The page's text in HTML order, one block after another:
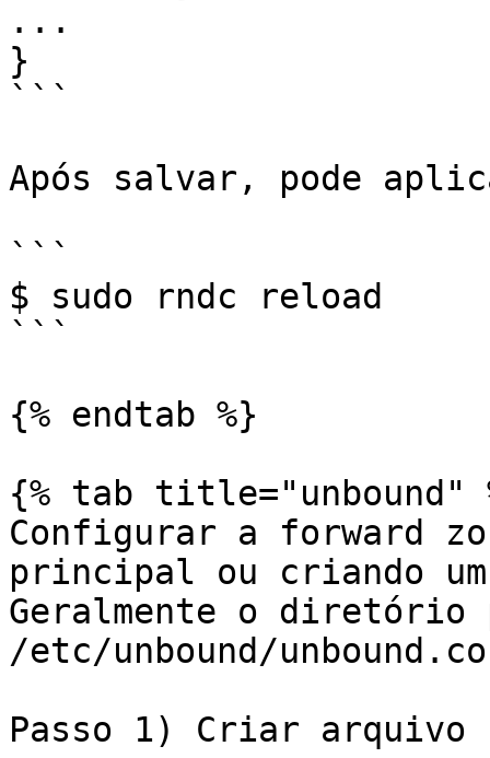
...
}
```
Após salvar, pode
```
$ sudo rndc reload
```
{% endtab %}
{% tab title="unbound"
Configurar a forward
principal ou criando
Geralmente o diretório
/etc/unbound/
Passo 1) Criar arquivo